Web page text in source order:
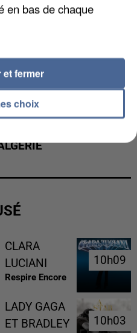
CLARA
LUCIANI
Respire Encore
10h09
10h09
LADY GAGA
ET BRADLEY
10h03
10h03
en bas de chaque
choix
fermer